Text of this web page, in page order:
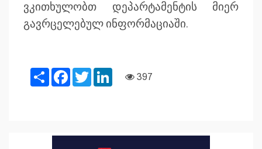
ვკითხულობთ დეპარტამენტის მიერ
გავრცელებულ ინფორმაციაში.
ShareFacebook
TwitterLinkedIn
397